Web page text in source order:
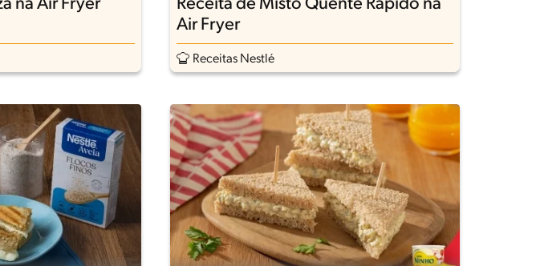
na Air Fryer
Receita de Misto Quente Rápido na
Air Fryer
Receitas Nestlé